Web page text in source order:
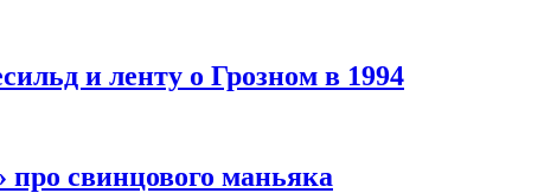
и ленту о Грозном в 1994
про свинцового маньяка